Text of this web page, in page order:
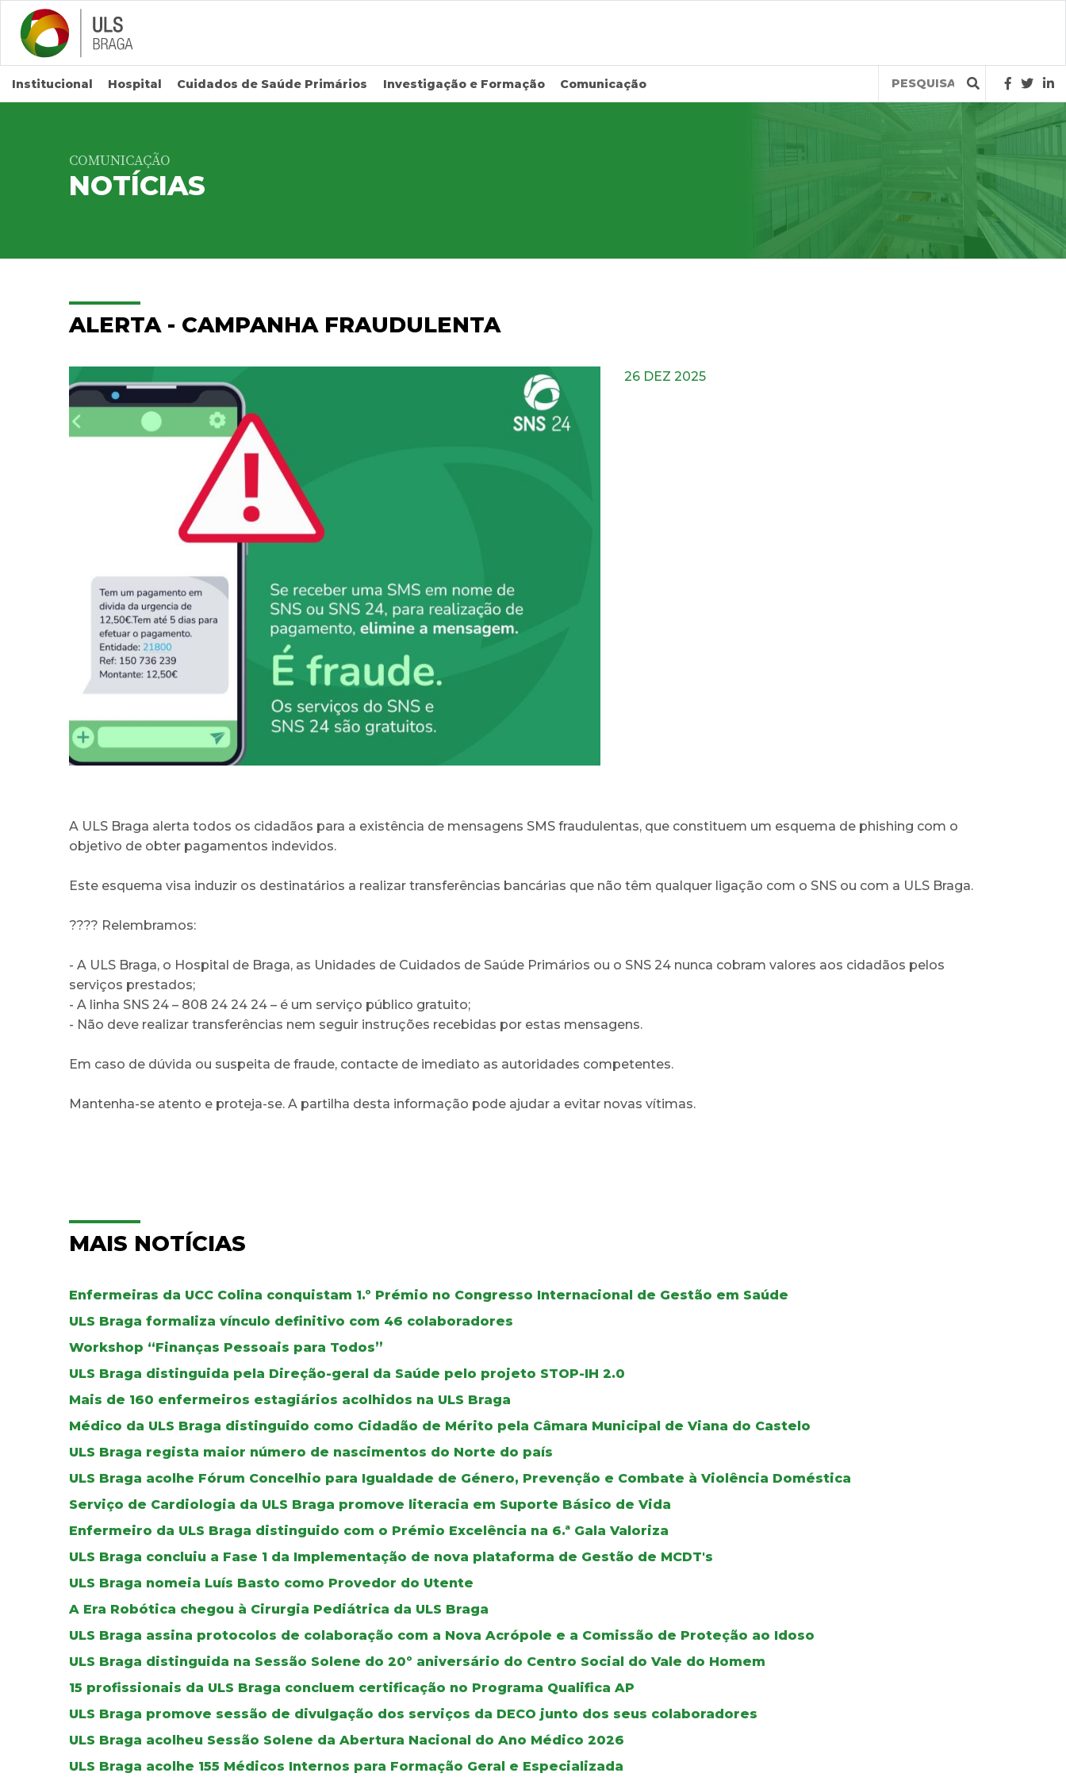
Saltar para conteúdo principal
Institucional Hospital Cuidados de Saúde Primários Investigação e Formação Comunicação
Query
COMUNICAÇÃO
NOTÍCIAS
ALERTA - CAMPANHA FRAUDULENTA
26 DEZ 2025
A ULS Braga alerta todos os cidadãos para a existência de mensagens SMS fraudulentas, que constituem um esquema de phishing com o
objetivo de obter pagamentos indevidos.
Este esquema visa induzir os destinatários a realizar transferências bancárias que não têm qualquer ligação com o SNS ou com a ULS Braga.
???? Relembramos:
- A ULS Braga, o Hospital de Braga, as Unidades de Cuidados de Saúde Primários ou o SNS 24 nunca cobram valores aos cidadãos pelos
serviços prestados;
- A linha SNS 24 – 808 24 24 24 – é um serviço público gratuito;
- Não deve realizar transferências nem seguir instruções recebidas por estas mensagens.
Em caso de dúvida ou suspeita de fraude, contacte de imediato as autoridades competentes.
Mantenha-se atento e proteja-se. A partilha desta informação pode ajudar a evitar novas vítimas.
MAIS NOTÍCIAS
Enfermeiras da UCC Colina conquistam 1.º Prémio no Congresso Internacional de Gestão em Saúde
ULS Braga formaliza vínculo definitivo com 46 colaboradores
Workshop “Finanças Pessoais para Todos”
ULS Braga distinguida pela Direção-geral da Saúde pelo projeto STOP-IH 2.0
Mais de 160 enfermeiros estagiários acolhidos na ULS Braga
Médico da ULS Braga distinguido como Cidadão de Mérito pela Câmara Municipal de Viana do Castelo
ULS Braga regista maior número de nascimentos do Norte do país
ULS Braga acolhe Fórum Concelhio para Igualdade de Género, Prevenção e Combate à Violência Doméstica
Serviço de Cardiologia da ULS Braga promove literacia em Suporte Básico de Vida
Enfermeiro da ULS Braga distinguido com o Prémio Excelência na 6.ª Gala Valoriza
ULS Braga concluiu a Fase 1 da Implementação de nova plataforma de Gestão de MCDT's
ULS Braga nomeia Luís Basto como Provedor do Utente
A Era Robótica chegou à Cirurgia Pediátrica da ULS Braga
ULS Braga assina protocolos de colaboração com a Nova Acrópole e a Comissão de Proteção ao Idoso
ULS Braga distinguida na Sessão Solene do 20º aniversário do Centro Social do Vale do Homem
15 profissionais da ULS Braga concluem certificação no Programa Qualifica AP
ULS Braga promove sessão de divulgação dos serviços da DECO junto dos seus colaboradores
ULS Braga acolheu Sessão Solene da Abertura Nacional do Ano Médico 2026
ULS Braga acolhe 155 Médicos Internos para Formação Geral e Especializada